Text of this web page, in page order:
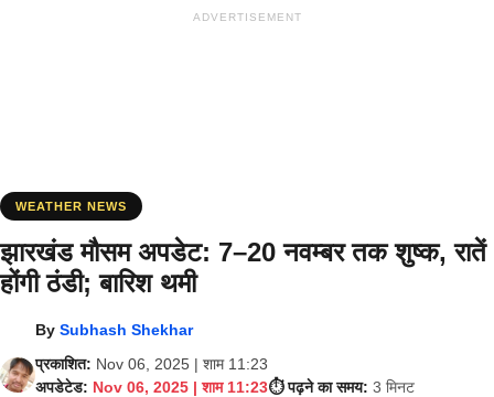
ADVERTISEMENT
WEATHER NEWS
झारखंड मौसम अपडेट: 7–20 नवम्बर तक शुष्क, रातें
होंगी ठंडी; बारिश थमी
By Subhash Shekhar
प्रकाशित: Nov 06, 2025 | शाम 11:23
अपडेटेड: Nov 06, 2025 | शाम 11:23⏱️ पढ़ने का समय: 3 मिनट